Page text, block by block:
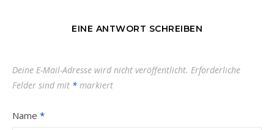
EINE ANTWORT SCHREIBEN
Deine E-Mail-Adresse wird nicht veröffentlicht. Erforderliche
Felder sind mit * markiert
Name *